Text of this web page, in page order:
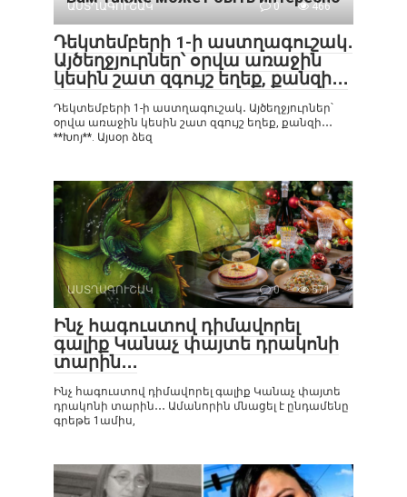
ԱՍՏՂԱԳՈՒՇԱԿ 0 466
Դեկտեմբերի 1-ի աստղագուշակ․
Այծեղջյուրներ՝ օրվա առաջին
կեսին շատ զգույշ եղեք, քանզի․․․
Դեկտեմբերի 1-ի աստղագուշակ․ Այծեղջյուրներ՝
օրվա առաջին կեսին շատ զգույշ եղեք, քանզի․․․
**Խոյ**. Այսօր ձեզ
ԱՍՏՂԱԳՈՒՇԱԿ 0 571
Ինչ հագուստով դիմավորել
գալիք Կանաչ փայտե դրակոնի
տարին․․․
Ինչ հագուստով դիմավորել գալիք Կանաչ փայտե
դրակոնի տարին․․․ Ամանորին մնացել է ընդամենը
գրեթե 1ամիս,